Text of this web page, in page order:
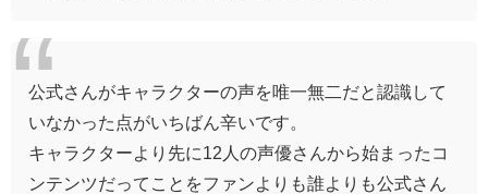
公式さんがキャラクターの声を唯一無二だと認識して
いなかった点がいちばん辛いです。
キャラクターより先に12人の声優さんから始まったコ
ンテンツだってことをファンよりも誰よりも公式さん